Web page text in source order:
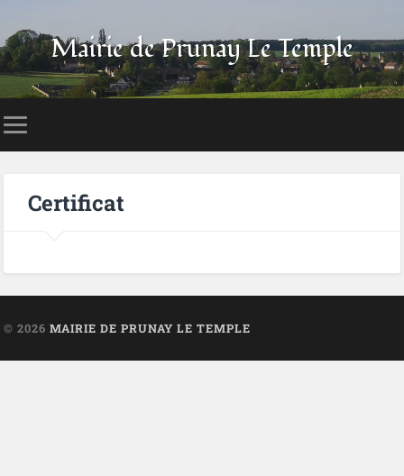
Mairie de Prunay Le Temple
Certificat
© 2026MAIRIE DE PRUNAY LE TEMPLE